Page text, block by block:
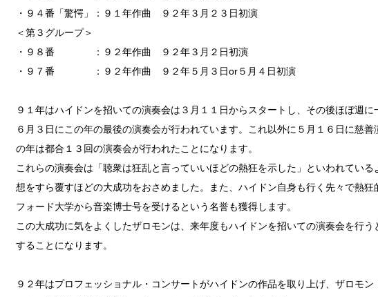
・９４番「驚愕」：９１年作曲 ９２年３月２３日初演
＜第３グループ＞
・９８番 ：９２年作曲 ９２年３月２日初演
・９７番 ：９２年作曲 ９２年５月３日or５月４日初演
９１年はハイドンを招いての演奏会は３月１１日からスタートし、その後ほぼ週に
６月３日にこの年の最後の演奏会が行われています。これ以外に５月１６日に慈善
の年は都合１３回の演奏会が行われたことになります。
これらの演奏会は「聴衆は狂乱と言っていいほどの熱狂を示した」といわれてい
想をすら覆すほどの大成功をおさめました。また、ハイドン自身も行く先々で熱狂
フォード大学から音楽博士号を受けるという名誉も獲得します。
この大成功に気をよくしたザロモンは、来年度もハイドンを招いての演奏会を行
することになります。
９２年はプロフェッショナル・コンサートがハイドンの作品を取り上げ、ザロモン